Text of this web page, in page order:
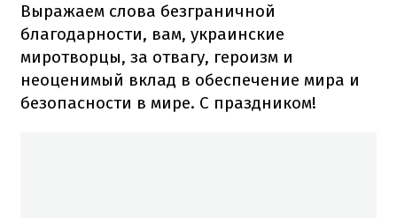
Выражаем слова безграничной
благодарности, вам, украинские
миротворцы, за отвагу, героизм и
неоценимый вклад в обеспечение мира и
безопасности в мире. С праздником!